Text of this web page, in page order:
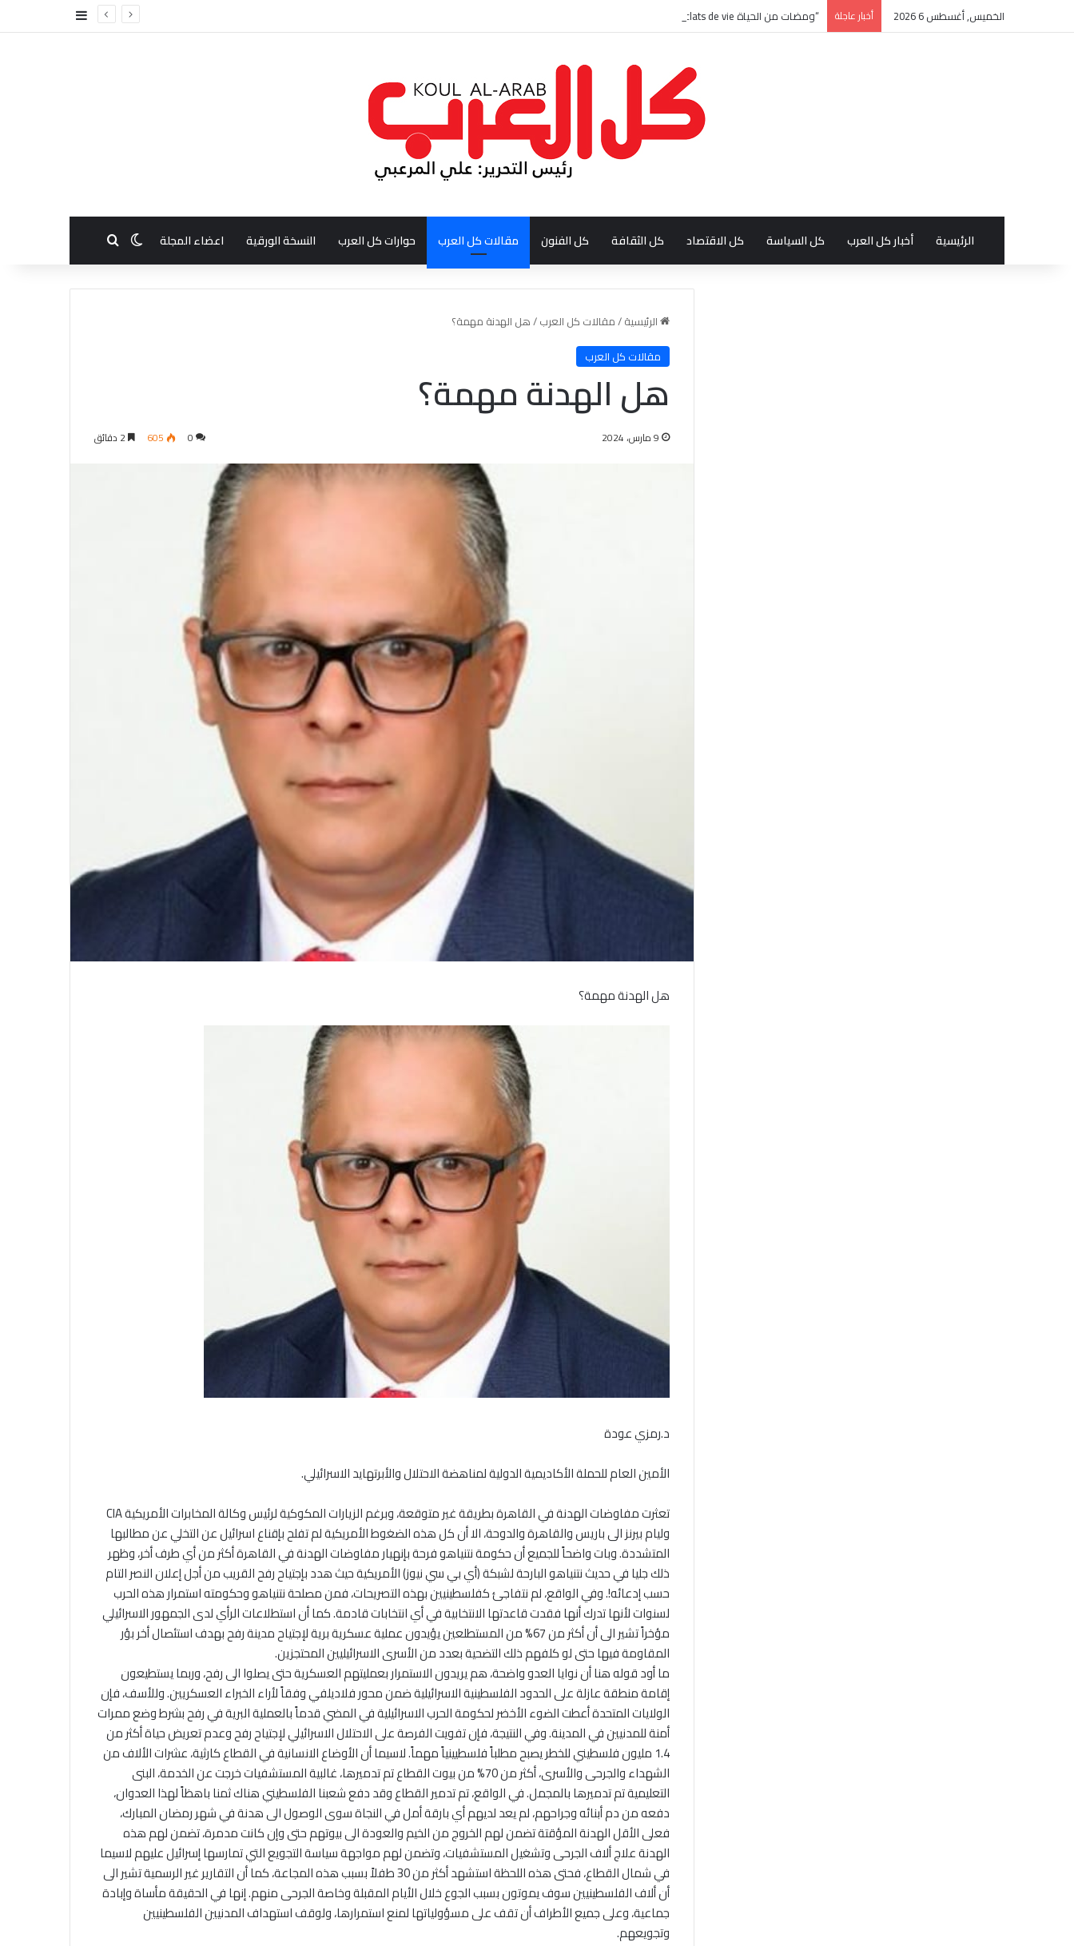
الخميس, أغسطس 6 2026 أخبار عاجلة “ومضات من الحياة éclats de vie” كتاب جديد بالفرنسية للأديبة التونسية منى زغدان إضافة عمود
الرئيسية أخبار كل العرب كل السياسة كل الاقتصاد كل الثقافة كل الفنون مقالات كل العرب حوارات كل العرب النسخة الورقية اعضاء المجلة الوضع المظلم
بحث عن
الرئيسية/مقالات كل العرب/هل الهدنة مهمة؟
مقالات كل العرب
هل الهدنة مهمة؟
9 مارس، 2024 0
605
هل الهدنة مهمة؟
د.رمزي عودة
الأمين العام للحملة الأكاديمية الدولية لمناهضة الاحتلال والأبرتهايد الاسرائيلي.
تعثرت مفاوضات الهدنة في القاهرة بطريقة غير متوقعة، وبرغم الزيارات المكوكية لرئيس وكالة المخابرات الأمريكية CIA
وليام بيرنز الى باريس والقاهرة والدوحة، الا أن كل هذه الضغوط الأمريكية لم تفلح بإقناع اسرائيل عن التخلي عن مطالبها
المتشددة. وبات واضحاً للجميع أن حكومة نتنياهو فرحة بإنهيار مفاوضات الهدنة في القاهرة أكثر من أي طرف أخر، وظهر
ذلك جليا في حديث نتنياهو البارحة لشبكة (أي بي سي نيوز) الأمريكية حيث هدد بإجتياح رفح القريب من أجل إعلان النصر التام
حسب إدعائه!. وفي الواقع، لم نتفاجئ كفلسطينيين بهذه التصريحات، فمن مصلحة نتنياهو وحكومته استمرار هذه الحرب
لسنوات لأنها تدرك أنها فقدت قاعدتها الانتخابية في أي انتخابات قادمة. كما أن استطلاعات الرأي لدى الجمهور الاسرائيلي
مؤخراً تشير الى أن أكثر من 67% من المستطلعين يؤيدون عملية عسكرية برية لإجتياح مدينة رفح بهدف استئصال أخر بؤر
المقاومة فيها حتى لو كلفهم ذلك التضحية بعدد من الأسرى الاسرائيليين المحتجزين.
ما أود قوله هنا أن نوايا العدو واضحة، هم يريدون الاستمرار بعمليتهم العسكرية حتى يصلوا الى رفح، وربما يستطيعون
إقامة منطقة عازلة على الحدود الفلسطينية الاسرائيلية ضمن محور فلاديلفي وفقاً لأراء الخبراء العسكريين. وللأسف، فإن
الولايات المتحدة أعطت الضوء الأخضر لحكومة الحرب الاسرائيلية في المضي قدماً بالعملية البرية في رفح بشرط وضع ممرات
أمنة للمدنيين في المدينة. وفي النتيجة، فإن تفويت الفرصة على الاحتلال الاسرائيلي لإجتياح رفح وعدم تعريض حياة أكثر من
1.4 مليون فلسطيني للخطر يصبح مطلباً فلسطيينياً مهماً. لاسيما أن الأوضاع الانسانية في القطاع كارثية، عشرات الألاف من
الشهداء والجرحى والأسرى، أكثر من 70% من بيوت القطاع تم تدميرها، غالبية المستشفيات خرجت عن الخدمة، البنى
التعليمية تم تدميرها بالمجمل. في الواقع، تم تدمير القطاع وقد دفع شعبنا الفلسطيني هناك ثمنا باهظاً لهذا العدوان،
دفعه من دم أبنائه وجراحهم، لم يعد لديهم أي بارقة أمل في النجاة سوى الوصول الى هدنة في شهر رمضان المبارك،
فعلى الأقل الهدنة المؤقتة تضمن لهم الخروج من الخيم والعودة الى بيوتهم حتى وإن كانت مدمرة، تضمن لهم هذه
الهدنة علاج ألاف الجرحى وتشغيل المستشفيات، وتضمن لهم مواجهة سياسة التجويع التي تمارسها إسرائيل عليهم لاسيما
في شمال القطاع، فحتى هذه اللحظة استشهد أكثر من 30 طفلاً بسبب هذه المجاعة، كما أن التقارير غير الرسمية تشير الى
أن ألاف الفلسطينيين سوف يموتون بسبب الجوع خلال الأيام المقبلة وخاصة الجرحى منهم. إنها في الحقيقة مأساة وإبادة
جماعية، وعلى جميع الأطراف أن تقف على مسؤولياتها لمنع استمرارها، ولوقف استهداف المدنيين الفلسطينيين
وتجويعهم.